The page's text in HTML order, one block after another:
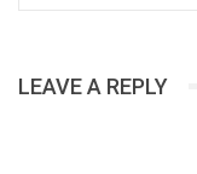
LEAVE A REPLY